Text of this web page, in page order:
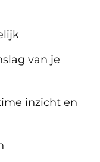
van je
inzicht en